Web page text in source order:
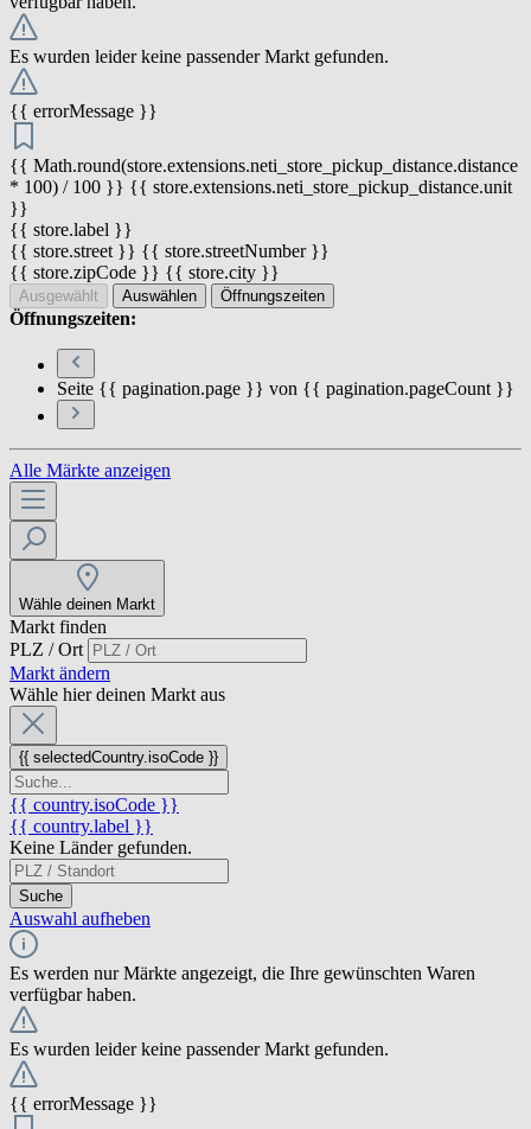
Es wurden leider keine passender Markt gefunden.
{{ errorMessage }}
{{ Math.round(store.extensions.neti_store_pickup_distance.distance
* 100) / 100 }} {{ store.extensions.neti_store_pickup_distance.unit
}}
{{ store.label }}
{{ store.street }} {{ store.streetNumber }}
{{ store.zipCode }} {{ store.city }}
Ausgewählt Auswählen Öffnungszeiten
Öffnungszeiten:
Seite {{ pagination.page }} von {{ pagination.pageCount }}
Alle Märkte anzeigen
Wähle deinen Markt
Markt finden
PLZ / Ort
Markt ändern
Wähle hier deinen Markt aus
{{ selectedCountry.isoCode }}
{{ country.isoCode }}
{{ country.label }}
Keine Länder gefunden.
Suche
Auswahl aufheben
Es werden nur Märkte angezeigt, die Ihre gewünschten Waren
verfügbar haben.
Es wurden leider keine passender Markt gefunden.
{{ errorMessage }}